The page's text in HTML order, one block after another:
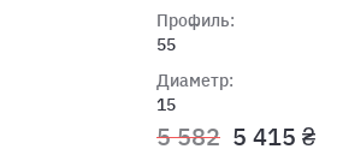
Профиль:
55
Диаметр:
15
5 582 5 415 ₴